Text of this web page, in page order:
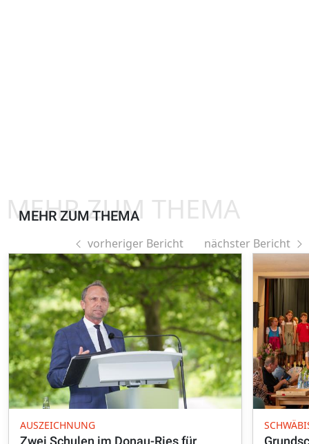
MEHR ZUM THEMA
MEHR ZUM THEMA
vorheriger Bericht nächster Bericht
AUSZEICHNUNG
Zwei Schulen im Donau-Ries für